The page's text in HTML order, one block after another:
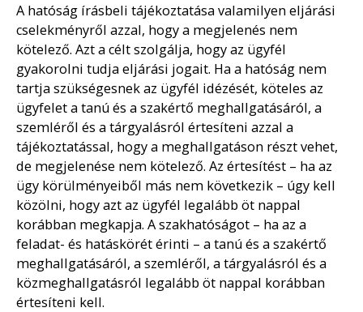
A hatóság írásbeli tájékoztatása valamilyen eljárási
cselekményről azzal, hogy a megjelenés nem
kötelező. Azt a célt szolgálja, hogy az ügyfél
gyakorolni tudja eljárási jogait. Ha a hatóság nem
tartja szükségesnek az ügyfél idézését, köteles az
ügyfelet a tanú és a szakértő meghallgatásáról, a
szemléről és a tárgyalásról értesíteni azzal a
tájékoztatással, hogy a meghallgatáson részt vehet,
de megjelenése nem kötelező. Az értesítést – ha az
ügy körülményeiből más nem következik – úgy kell
közölni, hogy azt az ügyfél legalább öt nappal
korábban megkapja. A szakhatóságot – ha az a
feladat- és hatáskörét érinti – a tanú és a szakértő
meghallgatásáról, a szemléről, a tárgyalásról és a
közmeghallgatásról legalább öt nappal korábban
értesíteni kell.